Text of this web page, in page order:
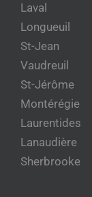
Laval
Longueuil
St-Jean
Vaudreuil
St-Jérôme
Montérégie
Laurentides
Lanaudière
Sherbrooke